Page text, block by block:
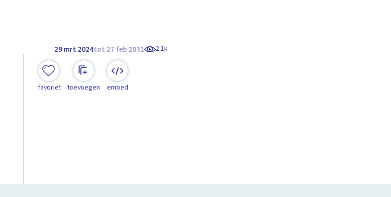
29 mrt 2024tot 27 feb 2031 2.1k
favoriet toevoegen embed